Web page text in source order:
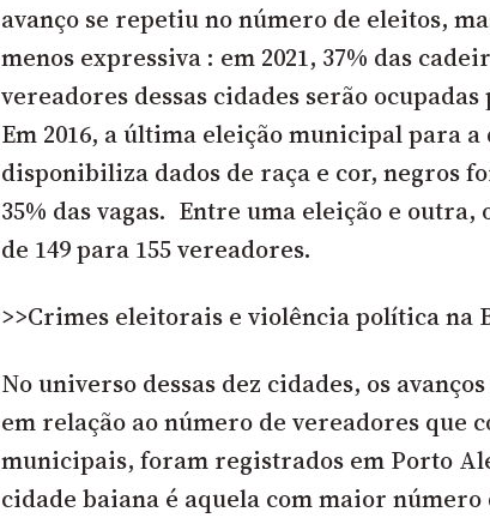
avanço se repetiu no número de eleitos,
menos expressiva : em 2021, 37% das
vereadores dessas cidades serão ocupadas
Em 2016, a última eleição municipal para a
disponibiliza dados de raça e cor, negros
35% das vagas. Entre uma eleição e outra,
de 149 para 155 vereadores.
>>Crimes eleitorais e violência política na
No universo dessas dez cidades, os
em relação ao número de vereadores que
municipais, foram registrados em Porto
cidade baiana é aquela com maior